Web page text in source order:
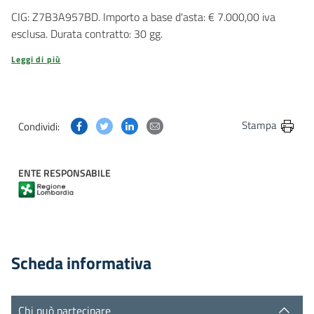
CIG: Z7B3A957BD. Importo a base d'asta: € 7.000,00 iva
esclusa. Durata contratto: 30 gg.
Leggi di più
Condividi: Condividi questa pagina su Facebook
Condividi questa pagina su Twitter
Condividi questa pagina su Linkedin
Condividi questa pagina via
Stampa
ENTE RESPONSABILE
Scheda informativa
Chi può partecipare